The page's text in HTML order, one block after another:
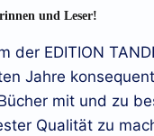
und Leser!
der EDITION
Jahre
mit und zu
Qualität zu